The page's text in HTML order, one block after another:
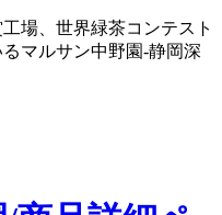
場、世界緑茶コンテスト
マルサン中野園-静岡深